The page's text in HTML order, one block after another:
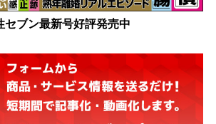
セブン最新号好評発売中